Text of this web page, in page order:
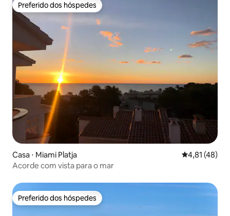
Preferido dos hóspedes
Preferido dos hóspedes
Casa ⋅ Miami Platja 4,81 de uma
4,81 (48)
Acorde com vista para o mar
Preferido dos hóspedes
Preferido dos hóspedes